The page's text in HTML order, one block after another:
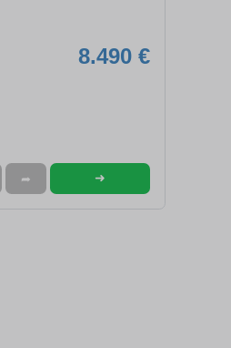
8.490 €
➦ ➜